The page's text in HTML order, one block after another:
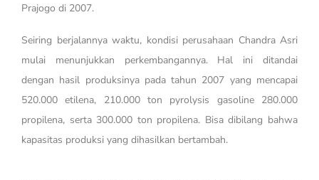
Prajogo di 2007.
Seiring berjalannya waktu, kondisi perusahaan Chandra Asri
mulai menunjukkan perkembangannya. Hal ini ditandai
dengan hasil produksinya pada tahun 2007 yang mencapai
520.000 etilena, 210.000 ton pyrolysis gasoline 280.000
propilena, serta 300.000 ton propilena. Bisa dibilang bahwa
kapasitas produksi yang dihasilkan bertambah.